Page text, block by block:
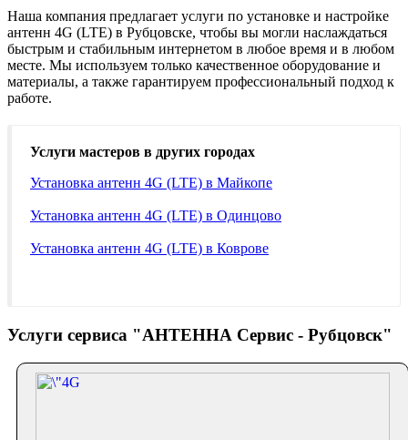
Наша компания предлагает услуги по установке и настройке
антенн 4G (LTE) в Рубцовске, чтобы вы могли наслаждаться
быстрым и стабильным интернетом в любое время и в любом
месте. Мы используем только качественное оборудование и
материалы, а также гарантируем профессиональный подход к
работе.
Услуги мастеров в других городах
Установка антенн 4G (LTE) в Майкопе
Установка антенн 4G (LTE) в Одинцово
Установка антенн 4G (LTE) в Коврове
Услуги сервиса "АНТЕННА Сервис - Рубцовск"